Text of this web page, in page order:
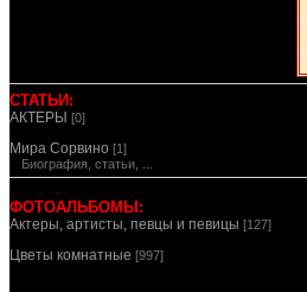
СТАТЬИ:
АКТЕРЫ [0]
Мира Сорвино [1]
Биография, статьи, ...
ФОТОАЛЬБОМЫ:
Актеры, артисты, певцы и певицы [127]
Цветы комнатные [997]